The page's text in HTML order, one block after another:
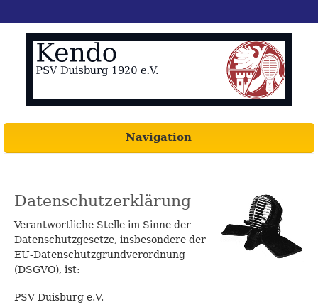
Navigation
Datenschutzerklärung
Verantwortliche Stelle im Sinne der
Datenschutzgesetze, insbesondere der
EU-Datenschutzgrundverordnung
(DSGVO), ist:
PSV Duisburg e.V.